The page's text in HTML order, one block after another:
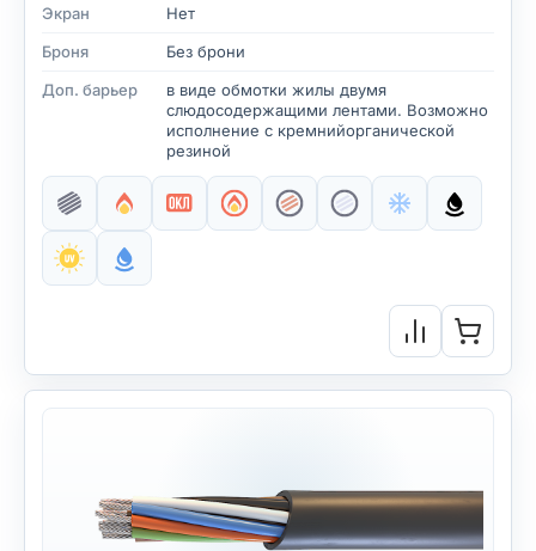
Экран
Нет
Броня
Без брони
Доп. барьер
в виде обмотки жилы двумя
слюдосодержащими лентами. Возможно
исполнение с кремнийорганической
резиной